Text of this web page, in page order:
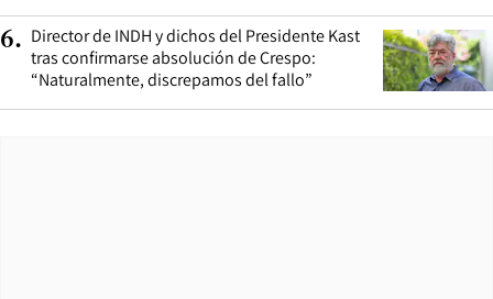
6. Director de INDH y dichos del Presidente Kast
tras confirmarse absolución de Crespo:
“Naturalmente, discrepamos del fallo”